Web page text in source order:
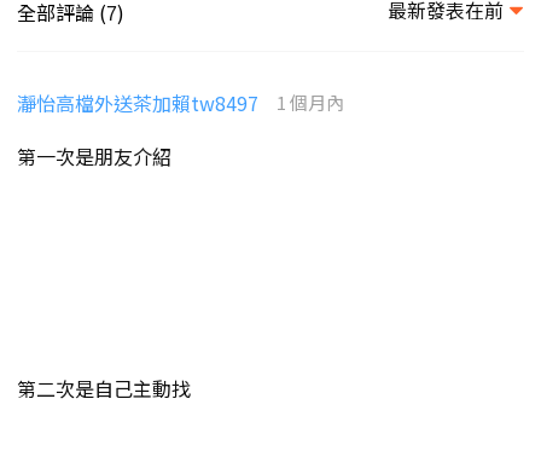
全部評論 (7) 最新發表在前
瀞怡高檔外送茶加賴tw8497 1 個月內
第一次是朋友介紹
第二次是自己主動找